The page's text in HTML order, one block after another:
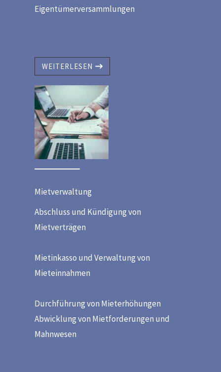
Eigentümerversammlungen
WEITERLESEN
Mietverwaltung
Abschluss und Kündigung von
Mietverträgen
Mietinkasso und Verwaltung von
Mieteinnahmen
Durchführung von Mieterhöhungen
Abwicklung von Mietforderungen und
Mahnwesen